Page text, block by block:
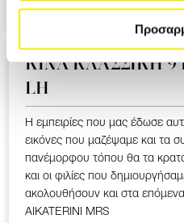
ΚΙΝΑ KΛΑΣΣΙΚΗ 9
LH
Η εμπειρίες που μας έδωσε
εικόνες που μαζέψαμε και τα
πανέμορφου τόπου θα τα
και οι φιλίες που
ακολουθήσουν και στα
AIKATERINI MRS